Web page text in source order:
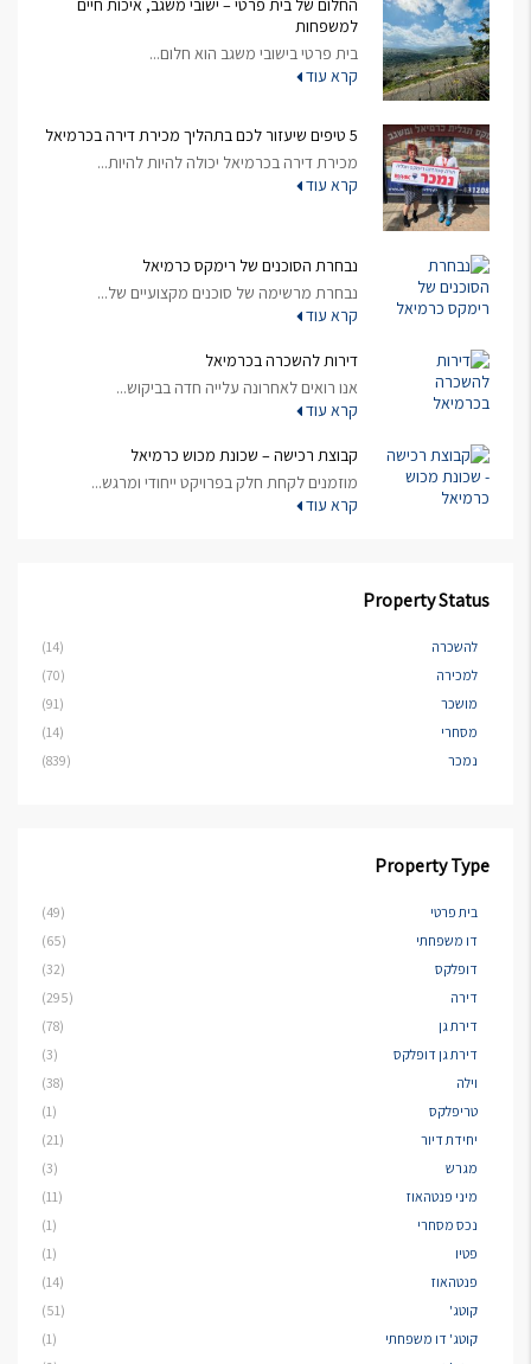
החלום של בית פרטי – ישובי משגב, איכות חיים
למשפחות
בית פרטי בישובי משגב הוא חלום...
קרא עוד
5 טיפים שיעזור לכם בתהליך מכירת דירה בכרמיאל
מכירת דירה בכרמיאל יכולה להיות להיות...
קרא עוד
נבחרת הסוכנים של רימקס כרמיאל
נבחרת מרשימה של סוכנים מקצועיים של...
קרא עוד
דירות להשכרה בכרמיאל
אנו רואים לאחרונה עלייה חדה בביקוש...
קרא עוד
קבוצת רכישה – שכונת מכוש כרמיאל
מוזמנים לקחת חלק בפרויקט ייחודי ומרגש...
קרא עוד
Property Status
להשכרה
(14)
למכירה
(70)
מושכר
(91)
מסחרי
(14)
נמכר
(839)
Property Type
בית פרטי
(49)
דו משפחתי
(65)
דופלקס
(32)
דירה
(295)
דירת גן
(78)
דירת גן דופלקס
(3)
וילה
(38)
טריפלקס
(1)
יחידת דיור
(21)
מגרש
(3)
מיני פנטהאוז
(11)
נכס מסחרי
(1)
פטיו
(1)
פנטהאוז
(14)
קוטג'
(51)
קוטג' דו משפחתי
(1)